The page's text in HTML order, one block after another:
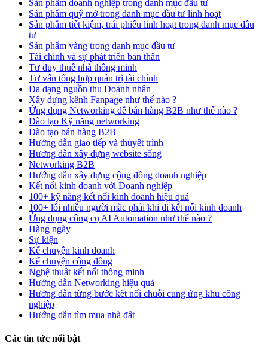
Sản phẩm doanh nghiệp trong danh mục đầu tư
Sản phẩm quỹ mở trong danh mục đầu tư linh hoạt
Sản phẩm tiết kiệm, trái phiếu linh hoạt trong danh mục đầu
tư
Sản phẩm vàng trong danh mục đầu tư
Tài chính và sự phát triển bản thân
Tư duy thuê nhà thông minh
Tư vấn tổng hợp quản trị tài chính
Đa dạng nguồn thu Doanh nhân
Xây dựng kênh Fanpage như thế nào ?
Ứng dụng Networking để bán hàng B2B như thế nào ?
Đào tạo Kỹ năng networking
Đào tạo bán hàng B2B
Hướng dẫn giao tiếp và thuyết trình
Hướng dẫn xây dựng website sống
Networking B2B
Hướng dẫn xây dựng cộng đồng doanh nghiệp
Kết nối kinh doanh với Doanh nghiệp
100+ kỹ năng kết nối kinh doanh hiệu quả
100+ lỗi nhiều người mắc phải khi đi kết nối kinh doanh
Ứng dụng công cụ AI Automation như thế nào ?
Hàng ngày
Sự kiện
Kể chuyện kinh doanh
Kể chuyện cộng đồng
Nghệ thuật kết nối thông minh
Hướng dẫn Networking hiệu quả
Hướng dẫn từng bước kết nối chuỗi cung ứng khu công
nghiệp
Hướng dẫn tìm mua nhà đất
Các tin tức nổi bật